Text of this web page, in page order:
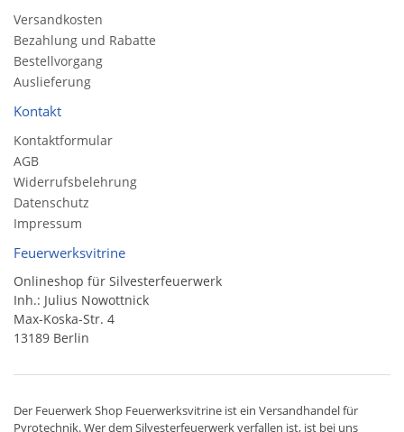
Versandkosten
Bezahlung und Rabatte
Bestellvorgang
Auslieferung
Kontakt
Kontaktformular
AGB
Widerrufsbelehrung
Datenschutz
Impressum
Feuerwerksvitrine
Onlineshop für Silvesterfeuerwerk
Inh.: Julius Nowottnick
Max-Koska-Str. 4
13189 Berlin
Der Feuerwerk Shop Feuerwerksvitrine ist ein Versandhandelfür
Pyrotechnik. Wer dem Silvesterfeuerwerk verfallen ist, ist bei uns